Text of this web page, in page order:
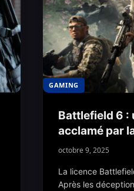
GAMING
Battlefield 6 :
acclamé par
octobre 9, 2025
La licence
Après les